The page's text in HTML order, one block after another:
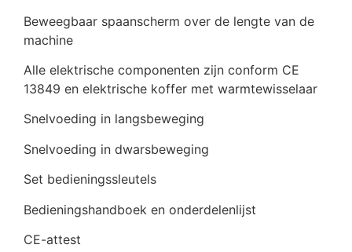
Beweegbaar spaanscherm over de lengte van de
machine
Alle elektrische componenten zijn conform CE
13849 en elektrische koffer met warmtewisselaar
Snelvoeding in langsbeweging
Snelvoeding in dwarsbeweging
Set bedieningssleutels
Bedieningshandboek en onderdelenlijst
CE-attest